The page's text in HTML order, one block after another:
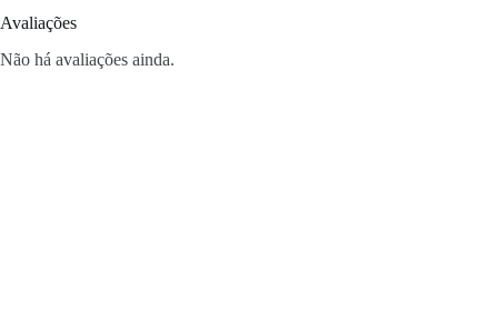
Avaliações
Não há avaliações ainda.